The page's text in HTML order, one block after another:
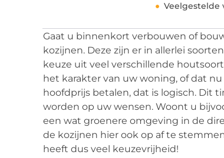
Veelgestelde
Gaat u binnenkort verbouwen of
kozijnen. Deze zijn er in allerlei
keuze uit veel verschillende
het karakter van uw woning, of dat
hoofdprijs betalen, dat is logisch. Dit
worden op uw wensen. Woont u
een wat groenere omgeving in de
de kozijnen hier ook op af te
heeft dus veel keuzevrijheid!